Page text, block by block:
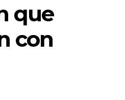
que
con